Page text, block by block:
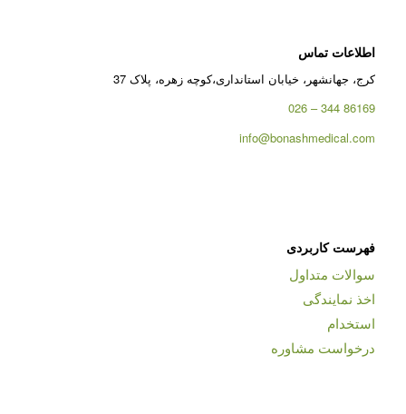
اطلاعات تماس
کرج، جهانشهر، خیابان استانداری،کوچه زهره، پلاک 37
86169 344 – 026
info@bonashmedical.com
فهرست کاربردی
سوالات متداول
اخذ نمایندگی
استخدام
درخواست مشاوره